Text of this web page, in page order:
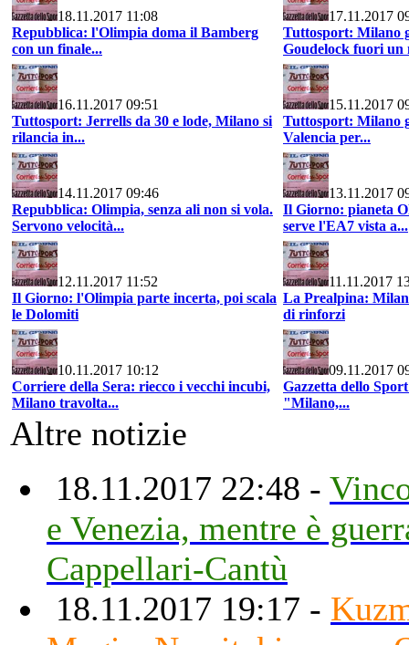
18.11.2017 11:08
Repubblica: l'Olimpia doma il Bamberg
con un finale...
17.11.2017
Tuttosport: Milano
Goudelock fuori un
16.11.2017 09:51
Tuttosport: Jerrells da 30 e lode, Milano si
rilancia in...
15.11.2017
Tuttosport: Milano
Valencia per...
14.11.2017 09:46
Repubblica: Olimpia, senza ali non si vola.
Servono velocità...
13.11.2017
Il Giorno: pianeta
serve l'EA7 vista a...
12.11.2017 11:52
Il Giorno: l'Olimpia parte incerta, poi scala
le Dolomiti
11.11.2017
La Prealpina:
di rinforzi
10.11.2017 10:12
Corriere della Sera: riecco i vecchi incubi,
Milano travolta...
09.11.2017
Gazzetta dello
"Milano,...
Altre notizie
18.11.2017 22:48 -
e Venezia, mentre è
Cappellari-Cantù
18.11.2017 19:17 -